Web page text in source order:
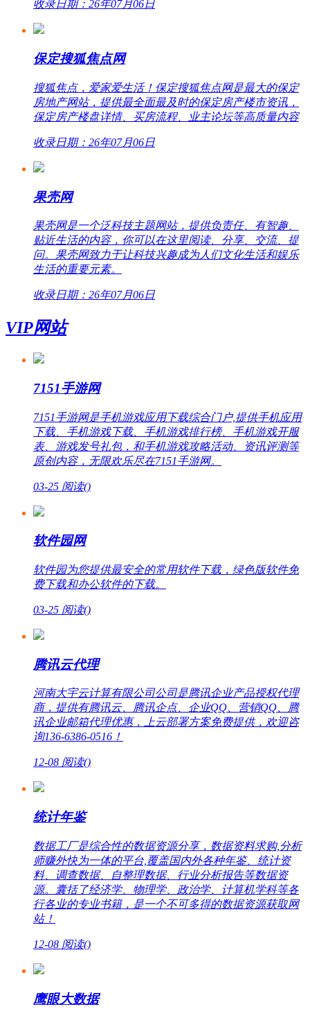
收录日期：26年07月06日
保定搜狐焦点网
搜狐焦点，爱家爱生活！保定搜狐焦点网是最大的保定
房地产网站，提供最全面最及时的保定房产楼市资讯，
保定房产楼盘详情、买房流程、业主论坛等高质量内容
收录日期：26年07月06日
果壳网
果壳网是一个泛科技主题网站，提供负责任、有智趣、
贴近生活的内容，你可以在这里阅读、分享、交流、提
问。果壳网致力于让科技兴趣成为人们文化生活和娱乐
生活的重要元素。
收录日期：26年07月06日
VIP网站
7151手游网
7151手游网是手机游戏应用下载综合门户,提供手机应用
下载、手机游戏下载、手机游戏排行榜、手机游戏开服
表、游戏发号礼包，和手机游戏攻略活动、资讯评测等
原创内容，无限欢乐尽在7151手游网。
03-25 阅读()
软件园网
软件园为您提供最安全的常用软件下载，绿色版软件免
费下载和办公软件的下载。
03-25 阅读()
腾讯云代理
河南大宇云计算有限公司公司是腾讯企业产品授权代理
商，提供有腾讯云、腾讯企点、企业QQ、营销QQ、腾
讯企业邮箱代理优惠，上云部署方案免费提供，欢迎咨
询136-6386-0516！
12-08 阅读()
统计年鉴
数据工厂是综合性的数据资源分享，数据资料求购,分析
师赚外快为一体的平台,覆盖国内外各种年鉴、统计资
料、调查数据、自整理数据、行业分析报告等数据资
源。囊括了经济学、物理学、政治学、计算机学科等各
行各业的专业书籍，是一个不可多得的数据资源获取网
站！
12-08 阅读()
鹰眼大数据